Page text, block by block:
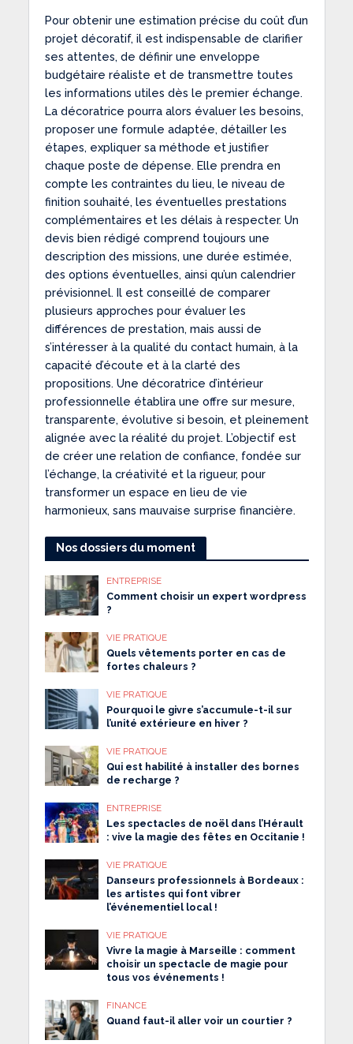
Pour obtenir une estimation précise du coût d’un
projet décoratif, il est indispensable de clarifier
ses attentes, de définir une enveloppe
budgétaire réaliste et de transmettre toutes
les informations utiles dès le premier échange.
La décoratrice pourra alors évaluer les besoins,
proposer une formule adaptée, détailler les
étapes, expliquer sa méthode et justifier
chaque poste de dépense. Elle prendra en
compte les contraintes du lieu, le niveau de
finition souhaité, les éventuelles prestations
complémentaires et les délais à respecter. Un
devis bien rédigé comprend toujours une
description des missions, une durée estimée,
des options éventuelles, ainsi qu’un calendrier
prévisionnel. Il est conseillé de comparer
plusieurs approches pour évaluer les
différences de prestation, mais aussi de
s’intéresser à la qualité du contact humain, à la
capacité d’écoute et à la clarté des
propositions. Une décoratrice d’intérieur
professionnelle établira une offre sur mesure,
transparente, évolutive si besoin, et pleinement
alignée avec la réalité du projet. L’objectif est
de créer une relation de confiance, fondée sur
l’échange, la créativité et la rigueur, pour
transformer un espace en lieu de vie
harmonieux, sans mauvaise surprise financière.
Nos dossiers du moment
ENTREPRISE
Comment choisir un expert wordpress
?
VIE PRATIQUE
Quels vêtements porter en cas de
fortes chaleurs ?
VIE PRATIQUE
Pourquoi le givre s’accumule-t-il sur
l’unité extérieure en hiver ?
VIE PRATIQUE
Qui est habilité à installer des bornes
de recharge ?
ENTREPRISE
Les spectacles de noël dans l’Hérault
: vive la magie des fêtes en Occitanie !
VIE PRATIQUE
Danseurs professionnels à Bordeaux :
les artistes qui font vibrer
l’événementiel local !
VIE PRATIQUE
Vivre la magie à Marseille : comment
choisir un spectacle de magie pour
tous vos événements !
FINANCE
Quand faut-il aller voir un courtier ?